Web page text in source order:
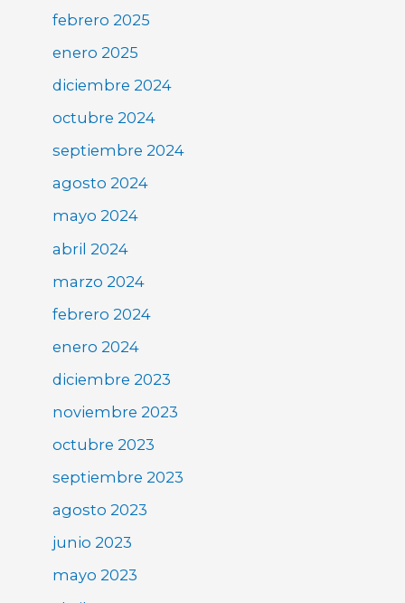
febrero 2025
enero 2025
diciembre 2024
octubre 2024
septiembre 2024
agosto 2024
mayo 2024
abril 2024
marzo 2024
febrero 2024
enero 2024
diciembre 2023
noviembre 2023
octubre 2023
septiembre 2023
agosto 2023
junio 2023
mayo 2023